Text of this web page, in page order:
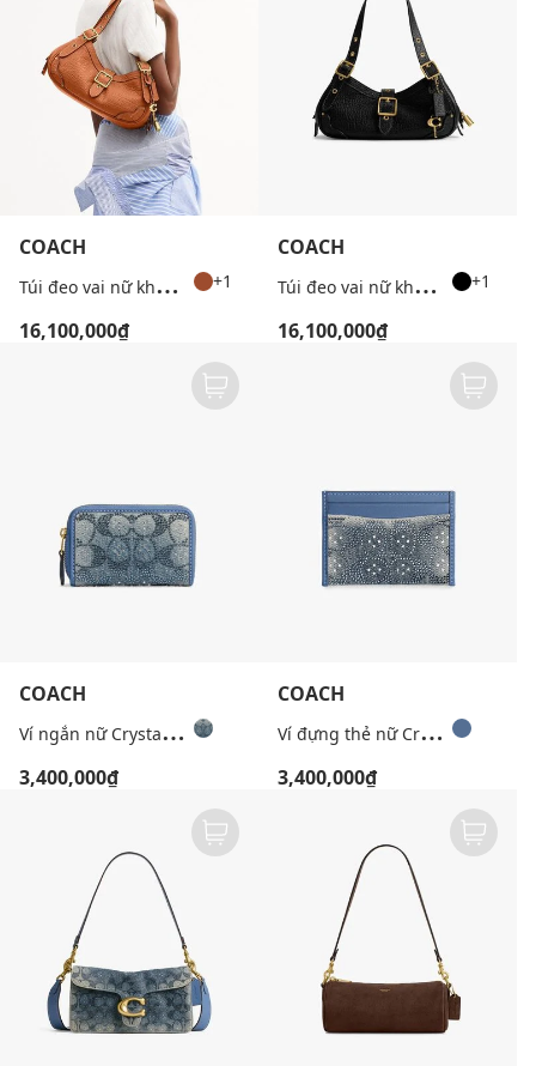
COACH
T
úi đeo vai nữ khóa gài Drifter 31 +1
16,100,000₫
COACH
T
úi đeo vai nữ khóa gài Drifter 31 +1
16,100,000₫
COACH
V
í ngắn nữ Crystal Signature Denim
3,400,000₫
COACH
V
í đựng thẻ nữ Crystal Signature Jacquard
3,400,000₫